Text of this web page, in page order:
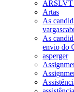
ARSLVT
Artas
As
As
envio do
asperger